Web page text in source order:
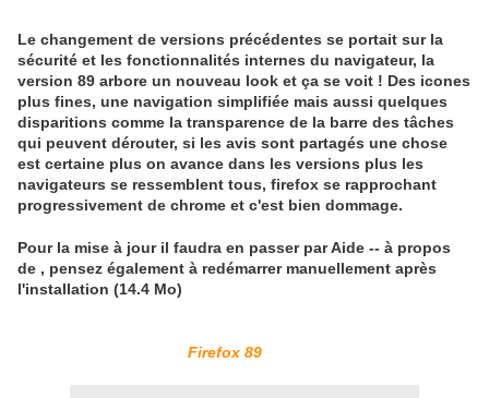
Le changement de versions précédentes se portait sur la
sécurité et les fonctionnalités internes du navigateur, la
version 89 arbore un nouveau look et ça se voit ! Des icones
plus fines, une navigation simplifiée mais aussi quelques
disparitions comme la transparence de la barre des tâches
qui peuvent dérouter, si les avis sont partagés une chose
est certaine plus on avance dans les versions plus les
navigateurs se ressemblent tous, firefox se rapprochant
progressivement de chrome et c'est bien dommage.
Pour la mise à jour il faudra en passer par Aide -- à propos
de , pensez également à redémarrer manuellement après
l'installation (14.4 Mo)
Firefox 89